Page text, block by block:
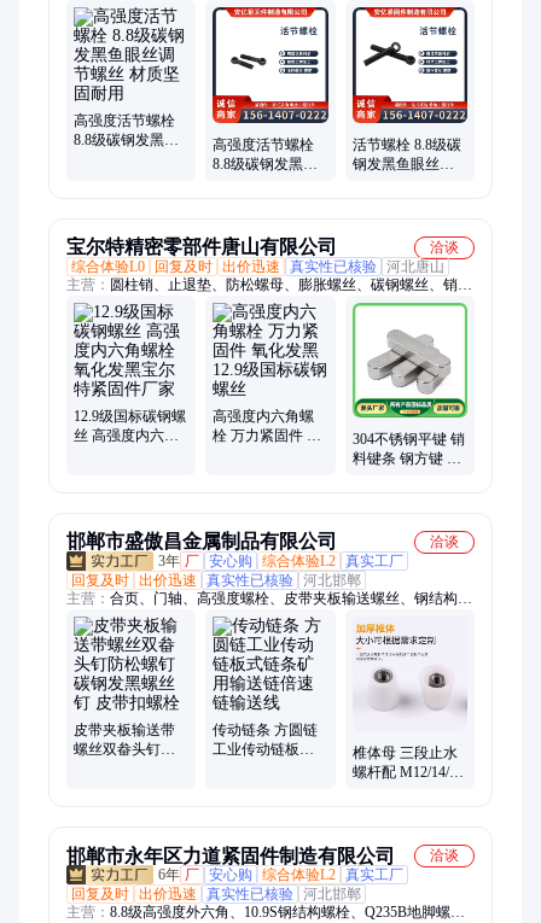
尾螺丝、T型螺丝、马车螺丝、外六角内膨胀螺丝、不锈钢薄螺
母、镀铜焊接螺母、防松螺母、高强度螺母、家具锥形螺母、卡
式螺母、盲孔压铆螺母螺柱、内外牙螺母、热镀锌螺母、台阶螺
母、四爪螺母、304不锈钢喉箍、羊眼螺栓、不锈钢方形卡箍、T
型螺母、法兰带垫螺母、不锈钢弹垫垫圈
高强度活节螺栓
8.8级碳钢发黑鱼
高强度活节螺栓
8.8级碳钢发黑鱼
活节螺栓 8.8级碳
钢发黑鱼眼丝调
宝尔特精密零部件唐山有限公司
洽谈
综合体验L0
回复及时 出价迅速 真实性已核验 河北唐山
主营： 圆柱销、止退垫、防松螺母、膨胀螺丝、碳钢螺丝、销轴
卡簧、轴承卡簧、镀锌丝杠、螺纹丝棒、薄头螺钉、开口挡圈、
尼龙螺母、膨胀螺栓、吊环螺栓、花篮螺栓、弹性挡圈、工业齿
条、法兰螺母、轴用卡簧、五金垫片、六角铜螺母、热镀锌垫
片、不锈钢平键、不锈钢牙条、钢丝绳卡头
12.9级国标碳钢螺
丝 高强度内六角
高强度内六角螺
栓 万力紧固件 氧
304不锈钢平键 销
料键条 钢方键 圆
邯郸市盛傲昌金属制品有限公司
洽谈
3年 厂 安心购 综合体验L2 真实工厂
回复及时 出价迅速 真实性已核验 河北邯郸
主营： 合页、门轴、高强度螺栓、皮带夹板输送螺丝、钢结构螺
栓、法兰螺栓、内六角扳手、圆螺母、光伏螺栓、铆钉、销轴、
螺母、不锈钢螺栓、不锈钢螺母、活节螺栓、预埋板、光伏配
件、垫圈、不锈钢内六角螺栓、膨胀螺栓、煤矿螺母、地脚螺栓
皮带夹板输送带
螺丝双畚头钉防
传动链条 方圆链
工业传动链板式
椎体母 三段止水
螺杆配 M12/14/16
邯郸市永年区力道紧固件制造有限公司
洽谈
6年 厂 安心购 综合体验L2 真实工厂
回复及时 出价迅速 真实性已核验 河北邯郸
主营： 8.8级高强度外六角、10.9S钢结构螺栓、Q235B地脚螺